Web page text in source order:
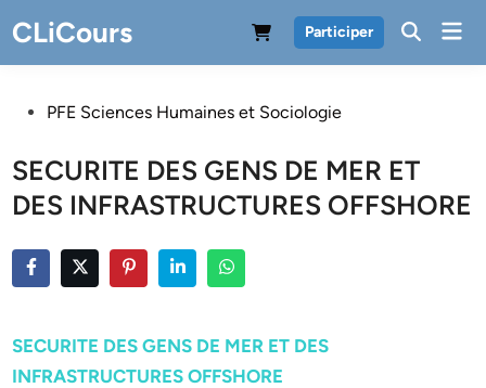
to
content
CLiCours Participer
PostedPFE Sciences Humaines et Sociologie
SECURITE DES GENS DE MER ET
DES INFRASTRUCTURES OFFSHORE
SECURITE DES GENS DE MER ET DES
INFRASTRUCTURES OFFSHORE